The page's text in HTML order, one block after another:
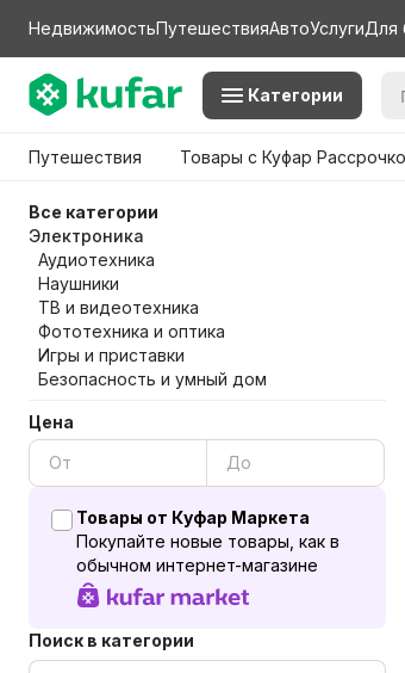
НедвижимостьПутешествияАвтоУслугиДля
Категории
Путешествия Товары с Куфар
Все категории
Электроника
Аудиотехника
Наушники
ТВ и видеотехника
Фототехника и оптика
Игры и приставки
Безопасность и умный дом
Цена
Товары от Куфар Маркета
Покупайте новые товары, как в
обычном интернет-магазине
Поиск в категории